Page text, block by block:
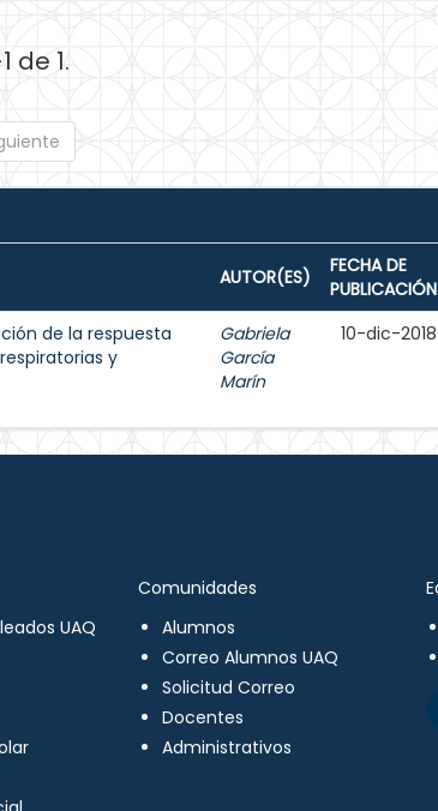
de 1.
AUTOR(ES)
FECHA DE
PUBLICACIÓN
de la respuesta
y
Gabriela
García
Marín
10-dic-2018
UAQ
Comunidades
Alumnos
Correo Alumnos UAQ
Solicitud Correo
Docentes
Administrativos